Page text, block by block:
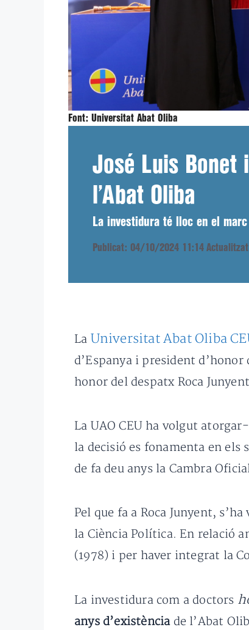
Font: Universitat Abat Oliba
José Luis Bonet
l’Abat Oliba
La investidura té lloc en el
Publicat: 04/10/2024 11:14
La Universitat Abat Oliba
d’Espanya i president d’honor
honor del despatx Roca
La UAO CEU ha volgut
la decisió es fonamenta en els
de fa deu anys la Cambra
Pel que fa a Roca Junyent,
la Ciència Política. En relació
(1978) i per haver integrat la
La investidura com a doctors
anys d’existènciade l’Abat